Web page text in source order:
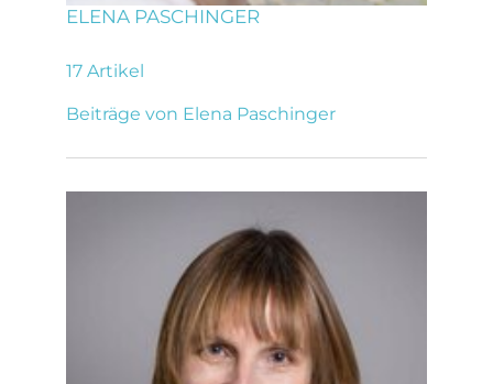
ELENA PASCHINGER
17 Artikel
Beiträge von Elena Paschinger